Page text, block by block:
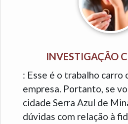
INVESTIGAÇÃO
: Esse é o trabalho carro
empresa. Portanto, se
cidade Serra Azul de
dúvidas com relação à